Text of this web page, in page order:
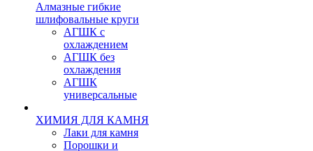
Алмазные гибкие
шлифовальные круги
АГШК с
охлаждением
АГШК без
охлаждения
АГШК
универсальные
ХИМИЯ ДЛЯ КАМНЯ
Лаки для камня
Порошки и